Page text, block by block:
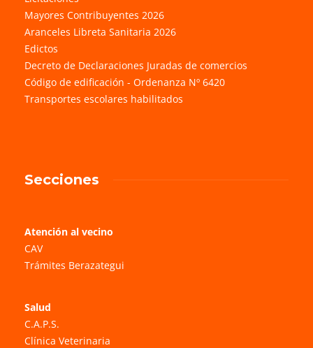
Mayores Contribuyentes 2026
Aranceles Libreta Sanitaria 2026
Edictos
Decreto de Declaraciones Juradas de comercios
Código de edificación - Ordenanza Nº 6420
Transportes escolares habilitados
Secciones
Atención al vecino
CAV
Trámites Berazategui
Salud
C.A.P.S.
Clínica Veterinaria